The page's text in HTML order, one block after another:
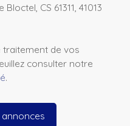
CS 61311, 41013
traitement de vos
consulter notre
.